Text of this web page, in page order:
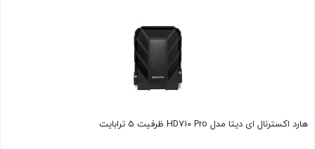
هارد اکسترنال ای دیتا مدل HD710 Pro ظرفیت 5 ترابایت